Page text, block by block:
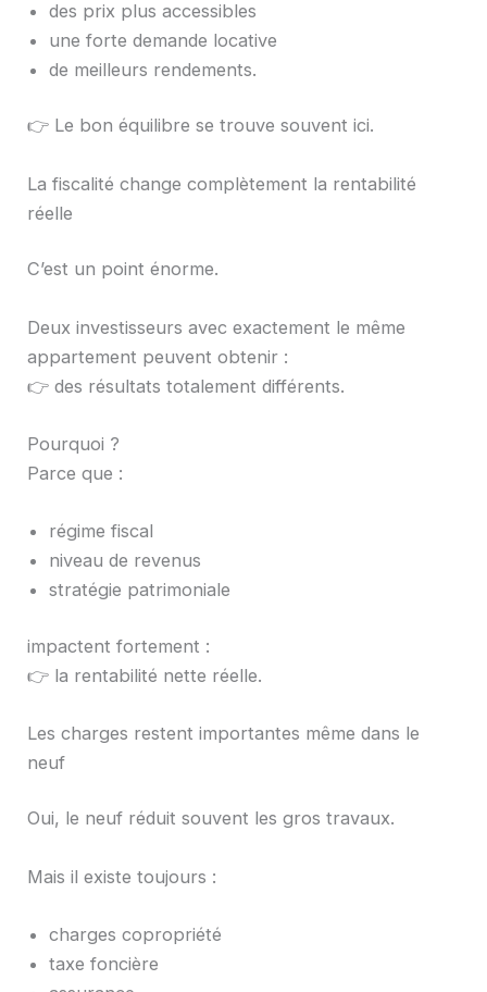
des prix plus accessibles
une forte demande locative
de meilleurs rendements.
👉 Le bon équilibre se trouve souvent ici.
La fiscalité change complètement la rentabilité
réelle
C’est un point énorme.
Deux investisseurs avec exactement le même
appartement peuvent obtenir :
👉 des résultats totalement différents.
Pourquoi ?
Parce que :
régime fiscal
niveau de revenus
stratégie patrimoniale
impactent fortement :
👉 la rentabilité nette réelle.
Les charges restent importantes même dans le
neuf
Oui, le neuf réduit souvent les gros travaux.
Mais il existe toujours :
charges copropriété
taxe foncière